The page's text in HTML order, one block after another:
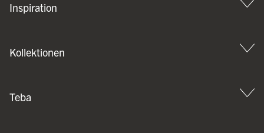
Inspiration
Kollektionen
Teba